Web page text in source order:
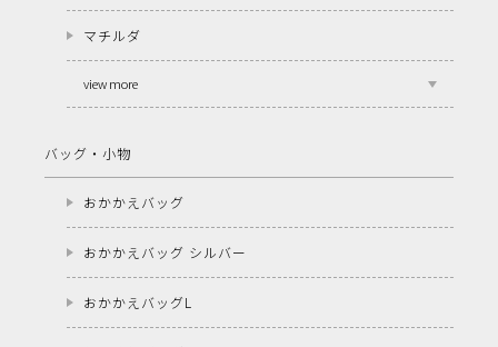
マチルダ
view more
バッグ・小物
おかかえバッグ
おかかえバッグ シルバー
おかかえバッグL